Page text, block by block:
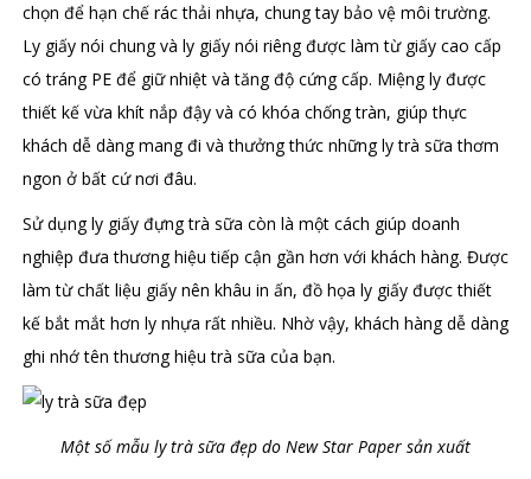
chọn để hạn chế rác thải nhựa, chung tay bảo vệ môi trường.
Ly giấy nói chung và ly giấy nói riêng được làm từ giấy cao cấp
có tráng PE để giữ nhiệt và tăng độ cứng cấp. Miệng ly được
thiết kế vừa khít nắp đậy và có khóa chống tràn, giúp thực
khách dễ dàng mang đi và thưởng thức những ly trà sữa thơm
ngon ở bất cứ nơi đâu.
Sử dụng ly giấy đựng trà sữa còn là một cách giúp doanh
nghiệp đưa thương hiệu tiếp cận gần hơn với khách hàng. Được
làm từ chất liệu giấy nên khâu in ấn, đồ họa ly giấy được thiết
kế bắt mắt hơn ly nhựa rất nhiều. Nhờ vậy, khách hàng dễ dàng
ghi nhớ tên thương hiệu trà sữa của bạn.
Một số mẫu ly trà sữa đẹp do New Star Paper sản xuất